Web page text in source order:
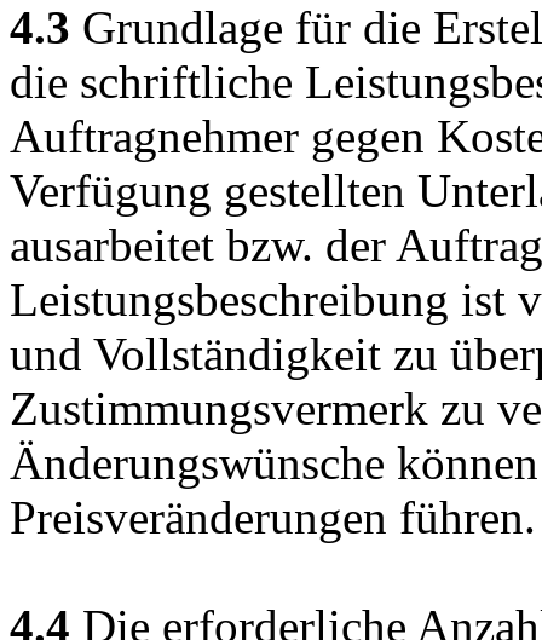
4.3 Grundlage für die
die schriftliche
Auftragnehmer gegen
Verfügung gestellten
ausarbeitet bzw. der
Leistungsbe­schreibung ist
und Vollständigkeit zu
Zustimmungsvermerk zu
Änderungswünsche
Preisveränderungen führen.
4.4 Die erforderliche